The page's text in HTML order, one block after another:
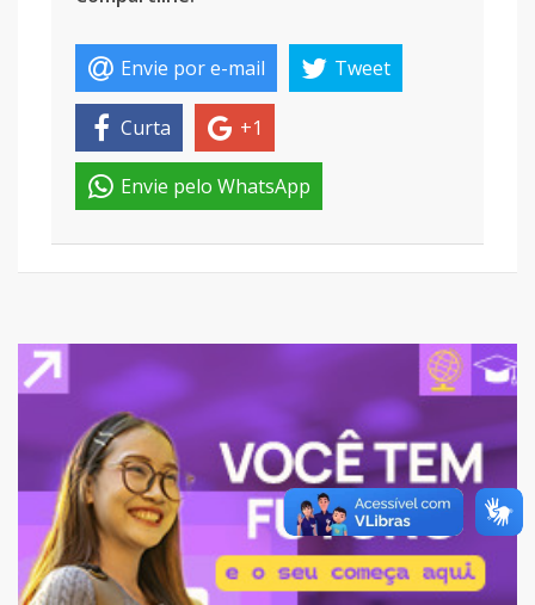
Envie por e-mail Tweet
Curta +1
Envie pelo WhatsApp